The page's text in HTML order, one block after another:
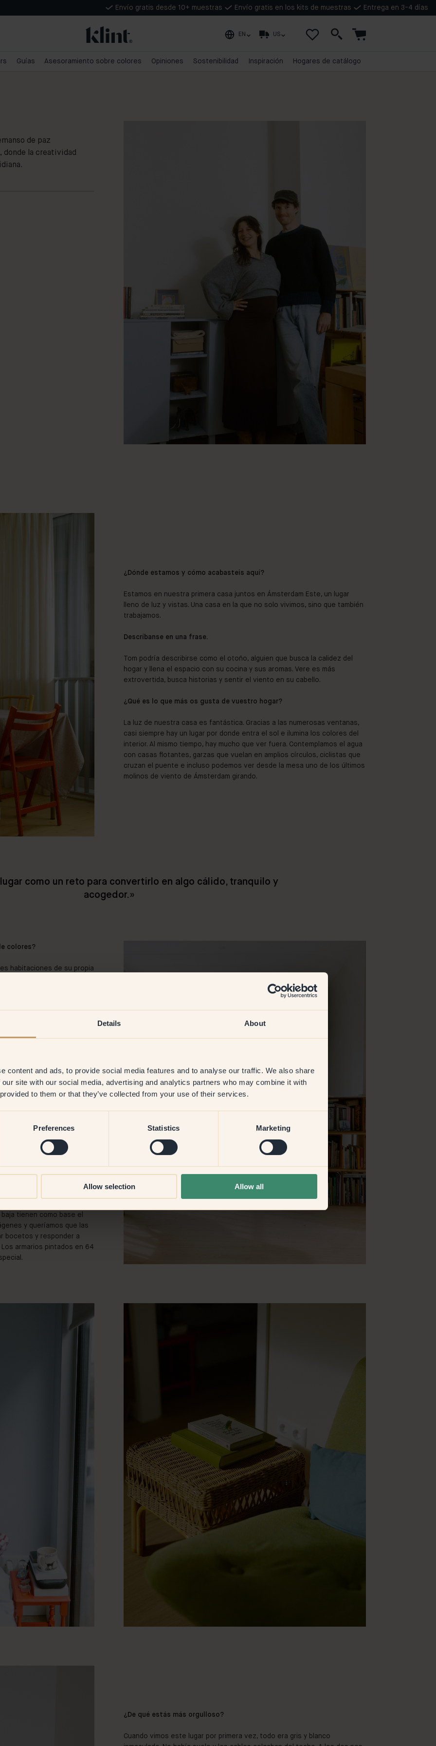
Details About
content and ads, to provide social media features and to analyse our traffic. We also share
site with our social media, advertising and analytics partners who may combine it with
to them or that they’ve collected from your use of their services.
Preferences Statistics Marketing
Allow selection Allow all
Envío gratis desde 10+ muestras Envío gratis en los kits de muestras Entrega en 3-4 días
EN US
Guías Asesoramiento sobre colores Opiniones Sostenibilidad Inspiración Hogares de catálogo
de paz
donde la creatividad
¿Dónde estamos y cómo acabasteis aquí?
Estamos en nuestra primera casa juntos en Ámsterdam Este, un lugar
lleno de luz y vistas. Una casa en la que no solo vivimos, sino que también
trabajamos.
Descríbanse en una frase.
Tom podría describirse como el otoño, alguien que busca la calidez del
hogar y llena el espacio con su cocina y sus aromas. Vere es más
extrovertida, busca historias y sentir el viento en su cabello.
¿Qué es lo que más os gusta de vuestro hogar?
La luz de nuestra casa es fantástica. Gracias a las numerosas ventanas,
casi siempre hay un lugar por donde entra el sol e ilumina los colores del
interior. Al mismo tiempo, hay mucho que ver fuera. Contemplamos el agua
con casas flotantes, garzas que vuelan en amplios círculos, ciclistas que
cruzan el puente e incluso podemos ver desde la mesa uno de los últimos
molinos de viento de Ámsterdam girando.
como un reto para convertirlo en algo cálido, tranquilo y
acogedor.»
colores?
habitaciones de su propia
y trabajamos aquí, nos
con diferentes funciones,
juntos por primera vez.
comodidad posible, con 51
— Ladybug en la silla del
Klint ofrezca tanto laca
con pequeños detalles.
espacio, un aire
un tono más fresco
el 139 — Tundra,
pequeña
nuestro bebé, que llegará
la hace no solo funcional,
que la abrimos.
tienen como base el
y queríamos que las
bocetos y responder a
armarios pintados en 64
¿De qué estás más orgulloso?
Cuando vimos este lugar por primera vez, todo era gris y blanco